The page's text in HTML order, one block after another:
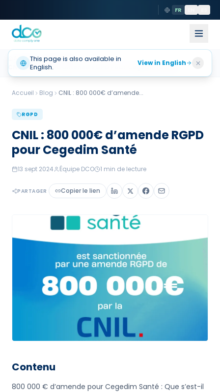
FR
Accueil
Actualités
CNIL 800 000e Damende RGPD Pour Cegedim Sante
Accueil Blog CNIL : 800 000€ d’amende...
RGPD
CNIL : 800 000€ d’amende RGPD
pour Cegedim Santé
13 sept 2024 Équipe DCO 1 min de lecture
PARTAGER Copier le lien
Contenu
800 000 € d’amende pour Cegedim Santé : Que s’est-il
This page is also available in
English.
View in English